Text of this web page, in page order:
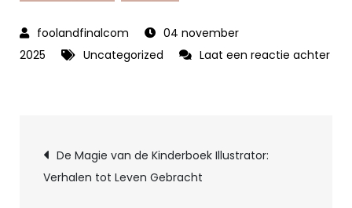
04 november
2025
Uncategorized
Laat een reactie achter
Respectvolle
Dikke
Berichtnavigatie
De Magie van de Kinderboek Illustrator:
Verhalen tot Leven Gebracht